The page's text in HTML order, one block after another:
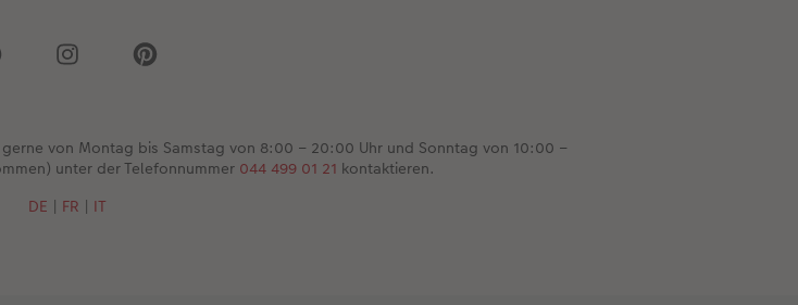
von Montag bis Samstag von 8:00 – 20:00 Uhr und Sonntag von 10:00 –
unter der Telefonnummer 044 499 01 21 kontaktieren.
DE | FR | IT